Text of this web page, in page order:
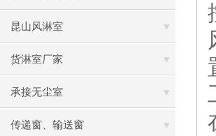
昆山风淋室
货淋室厂家
承接无尘室
传递窗、输送窗